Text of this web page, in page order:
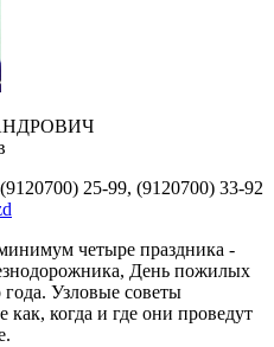
25-99, (9120700) 33-92
четыре праздника -
День пожилых
Узловые советы
когда и где они проведут